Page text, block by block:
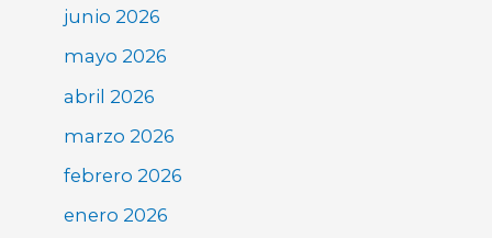
junio 2026
mayo 2026
abril 2026
marzo 2026
febrero 2026
enero 2026